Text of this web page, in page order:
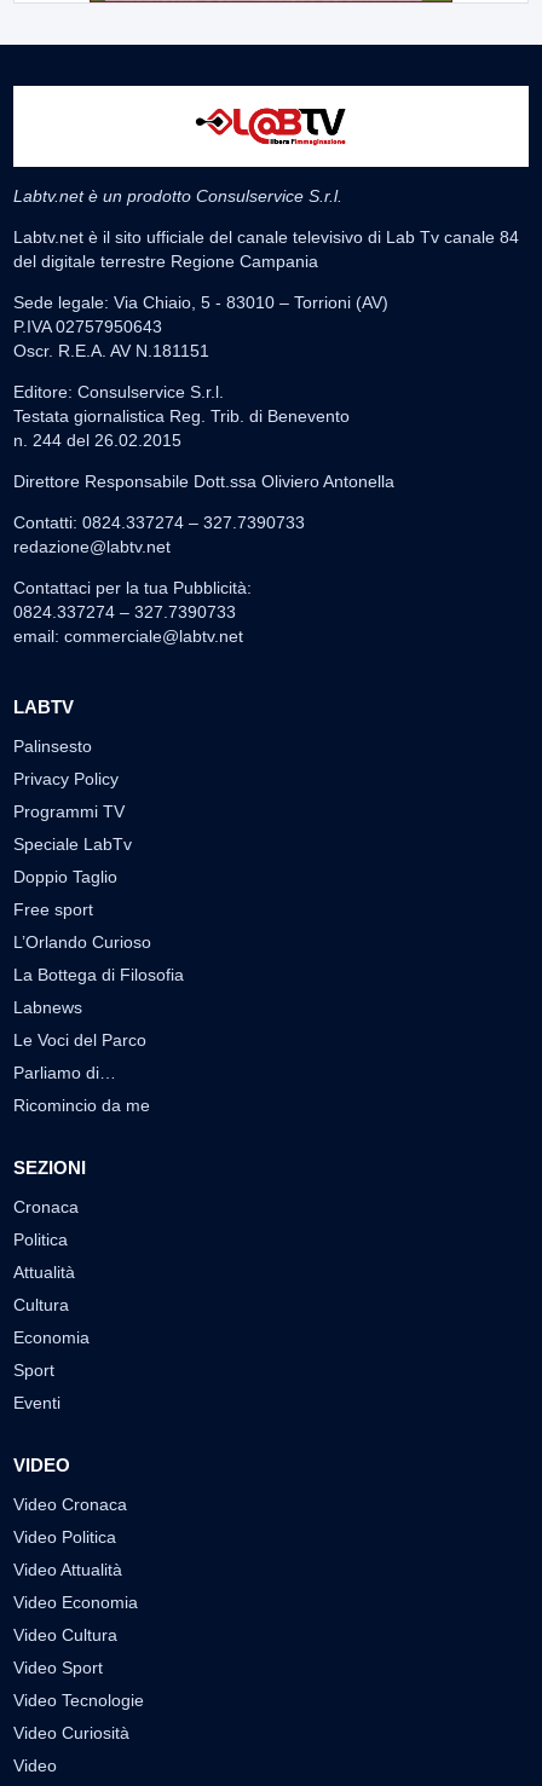
Labtv.net è un prodotto Consulservice S.r.l.
Labtv.net è il sito ufficiale del canale televisivo di Lab Tv canale 84
del digitale terrestre Regione Campania
Sede legale: Via Chiaio, 5 - 83010 – Torrioni (AV)
P.IVA 02757950643
Oscr. R.E.A. AV N.181151
Editore: Consulservice S.r.l.
Testata giornalistica Reg. Trib. di Benevento
n. 244 del 26.02.2015
Direttore Responsabile Dott.ssa Oliviero Antonella
Contatti: 0824.337274 – 327.7390733
redazione@labtv.net
Contattaci per la tua Pubblicità:
0824.337274 – 327.7390733
email: commerciale@labtv.net
LABTV
Palinsesto
Privacy Policy
Programmi TV
Speciale LabTv
Doppio Taglio
Free sport
L’Orlando Curioso
La Bottega di Filosofia
Labnews
Le Voci del Parco
Parliamo di…
Ricomincio da me
SEZIONI
Cronaca
Politica
Attualità
Cultura
Economia
Sport
Eventi
VIDEO
Video Cronaca
Video Politica
Video Attualità
Video Economia
Video Cultura
Video Sport
Video Tecnologie
Video Curiosità
Video